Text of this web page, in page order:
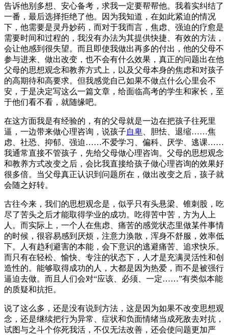
告诉他别多想、安心备考，求我一定要帮帮他。我着实纠结了
一番，最后选择拒绝了他。因为我知道，在如此紧迫的情况
下，他需要是灵丹妙药，而对于我而言，焦虑、强迫的疗愈是
需要时间和过程的，我没有办法为其提供快捷、有效的方法，
会让他感到很失望。而且即使我做出再多的付出，他的父母不
参与进来、做出改变，也不会有什么效果，真正的问题出在他
父母的思想观念和教养方式上，以及父母本身的焦虑和对孩子
的高期待和高要求。但我感觉自己如果不做点什么心里会不
安，于是决定写这么一篇文章，给面临高考的学生和家长，至
于他们看不看，就随缘吧。
在这方面我是有经验的，有的父母就是一边在把孩子往死里
逼，一边带来做心理咨询，说孩子自卑 、胆怯、退缩……焦
虑、社恐、抑郁、强迫……不爱学习、偏科、厌学、逃课……
我通常直接不管孩子，先给父母做心理咨询。父母的思想观念
和教养方式改变之后，会比我直接给孩子做心理咨询的效果好
很多倍。当父母真正认识到问题所在，做出改变之后，孩子就
会随之好转。
古往今来，我们的思想观念是，似乎只有头悬梁、锥刺股，吃
尽了苦头之后才能取得学业的成功。吃得苦中苦，方为人上
人。而实际上，一个人在焦虑、痛苦的感觉状态里做某件事情
的时候，很容易感到厌烦，注意力涣散，浑身不舒服，效率低
下。人有趋利避害的本能，会下意识的逃避痛苦、追求快乐。
而只有在轻松、愉快、专注的状态下，人才是充满灵活性和创
造性的。能够取得成功的人，大都是因为热爱，而不是被强行
逼迫去做。而且人们会对“应该、必须、一定……”有类似本能
的质疑和抗拒。
说了这么多，还是没有说到方法，这是因为如果不改变思想观
念，还是继续把行为异常、症状和负面情绪当成死敌去对抗，
试图与之斗个你死我活，不仅无法改善，还会使问题更加严